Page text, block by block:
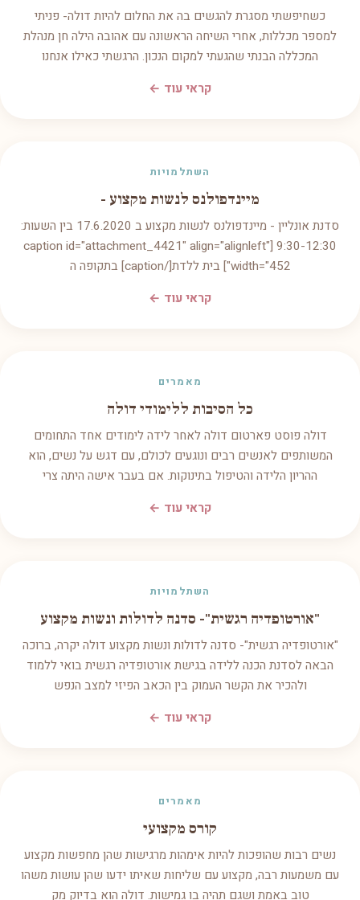
כשחיפשתי מסגרת להגשים בה את החלום להיות דולה- פניתי
למספר מכללות, אחרי השיחה הראשונה עם אהובה הילה חן מנהלת
המכללה הבנתי שהגעתי למקום הנכון. הרגשתי כאילו אנחנו
קראי עוד ←
השתלמויות
מיינדפולנס לנשות מקצוע -
סדנת אונליין - מיינדפולנס לנשות מקצוע ב 17.6.2020 בין השעות:
9:30-12:30 [caption id="attachment_4421" align="alignleft"
width="452"] בית ללדת[/caption] בתקופה ה
קראי עוד ←
מאמרים
כל הסיבות ללימודי דולה
דולה פוסט פארטום דולה לאחר לידה לימודים אחד התחומים
המשותפים לאנשים רבים ונוגעים לכולם, עם דגש על נשים, הוא
ההריון הלידה והטיפול בתינוקות. אם בעבר אישה היתה צרי
קראי עוד ←
השתלמויות
"אורטופדיה רגשית"- סדנה לדולות ונשות מקצוע
"אורטופדיה רגשית"- סדנה לדולות ונשות מקצוע דולה יקרה, ברוכה
הבאה לסדנת הכנה ללידה בגישת אורטופדיה רגשית בואי ללמוד
ולהכיר את הקשר העמוק בין הכאב הפיזי למצב הנפש
קראי עוד ←
מאמרים
קורס מקצועי
נשים רבות שהופכות להיות אימהות מרגישות שהן מחפשות מקצוע
עם משמעות רבה, מקצוע עם שליחות שאיתו ידעו שהן עושות משהו
טוב באמת ושגם תהיה בו גמישות. דולה הוא בדיוק מק